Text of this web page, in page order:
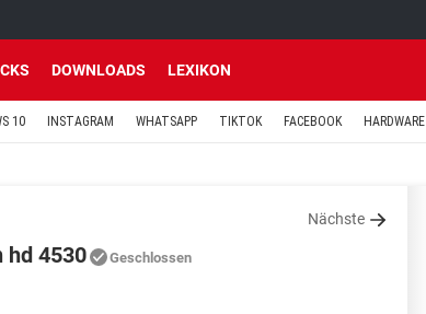
DOWNLOADS LEXIKON
10 INSTAGRAM WHATSAPP TIKTOK FACEBOOK HARDWARE
Nächste
hd 4530 Geschlossen